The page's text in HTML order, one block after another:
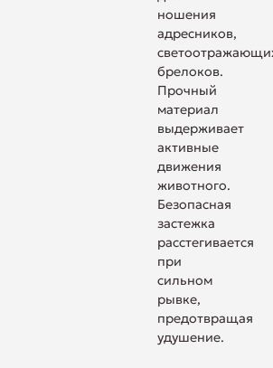
ношения
адресников,
брелоков.
Прочный
материал
выдерживает
активные
движения
животного.
Безопасная
застежка
расстегивается
при
сильном
рывке,
предотвращая
удушение.